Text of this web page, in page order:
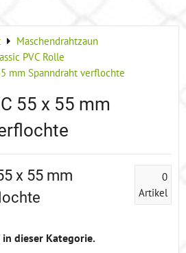
Maschendrahtzaun
PVC Rolle
mm Spanndraht verflochte
55 x 55 mm
x 55 mm
0
Artikel